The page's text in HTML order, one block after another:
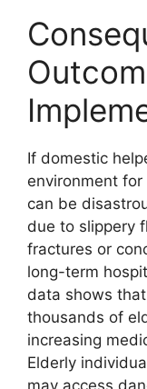
If domestic
environment
can be
due to slippery
fractures or
long-term
data shows
thousands of
increasing
Elderly
may access